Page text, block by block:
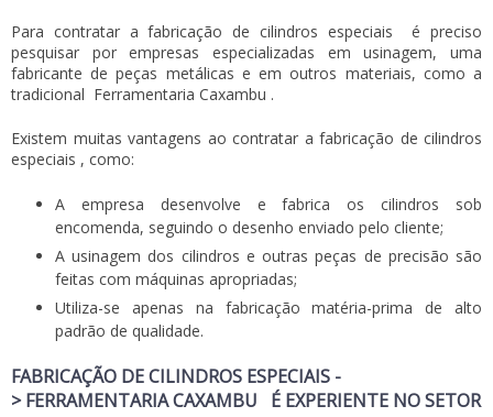
Para contratar afabricação de cilindros especiais
é preciso
pesquisar por empresas especializadas em usinagem, uma
fabricante de peças metálicas e em outros materiais, como a
tradicional Ferramentaria Caxambu .
Existem muitas vantagens ao contratar a fabricação de cilindros
especiais , como:
A empresa desenvolve e fabrica os cilindros sob
encomenda, seguindo o desenho enviado pelo cliente;
A usinagem dos cilindros e outras peças de precisão são
feitas com máquinas apropriadas;
Utiliza-se apenas na fabricação matéria-prima de alto
padrão de qualidade.
FABRICAÇÃO DE CILINDROS ESPECIAIS -
> FERRAMENTARIA CAXAMBU É EXPERIENTE NO SETOR